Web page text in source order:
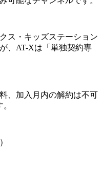
ス・キッズステーション
、AT-Xは「単独契約専
、加入月内の解約は不可